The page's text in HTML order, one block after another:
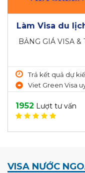
Làm Visa du
BẢNG GIÁ VISA &
Trả kết quả dự
Viet Green Visa
1952 Lượt tư vấn
VISA NƯỚC